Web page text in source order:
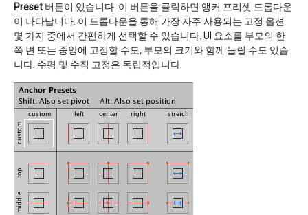
Preset 버튼이 있습니다. 이 버튼을 클릭하면 앵커 프리셋 드롭다운
이 나타납니다. 이 드롭다운을 통해 가장 자주 사용되는 고정 옵션
몇 가지 중에서 간편하게 선택할 수 있습니다. UI 요소를 부모의 한
쪽 변 또는 중앙에 고정할 수도, 부모의 크기와 함께 늘릴 수도 있습
니다. 수평 및 수직 고정은 독립적입니다.